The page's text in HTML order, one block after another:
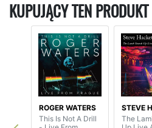
KUPUJĄCY TEN
ROGER WATERS
This Is Not A Drill
STEVE
The